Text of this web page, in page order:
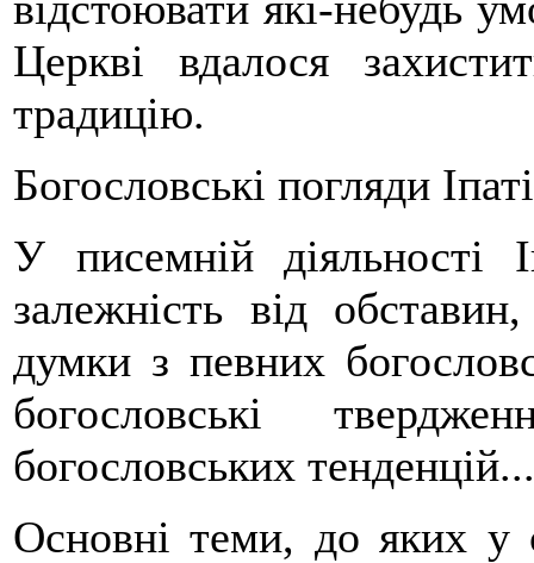
Церкві вдалося
традицію.
Богословські погляди
У писемній діяльності
залежність від
думки з певних
богословські
богословських тенденцій...
Основні теми, до яких у